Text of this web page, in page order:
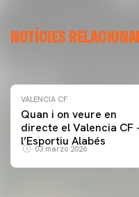
NOTÍCIES
ENTRENAMENT DEL
VALENCIA CF
Quan i on veure en
directe el Valencia CF
l’Esportiu Alabés
03 marzo 2026